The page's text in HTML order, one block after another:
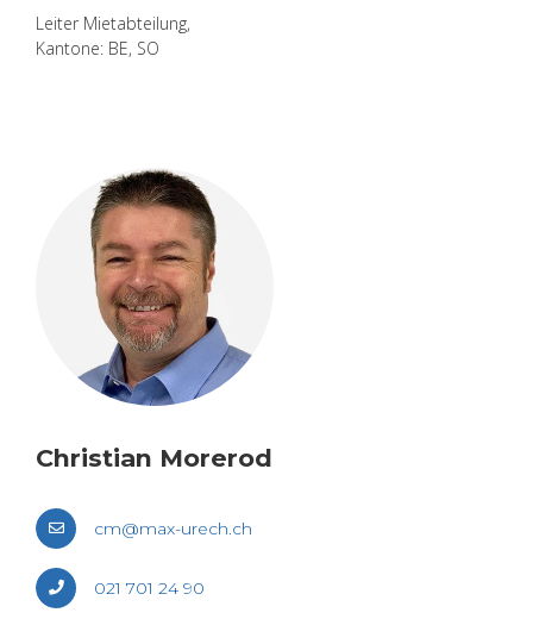
Lei­ter Miet­ab­tei­lung,
Kan­to­ne: BE, SO
Chris­ti­an Mo­rerod
cm@​max-​urech.​ch
021 701 24 90